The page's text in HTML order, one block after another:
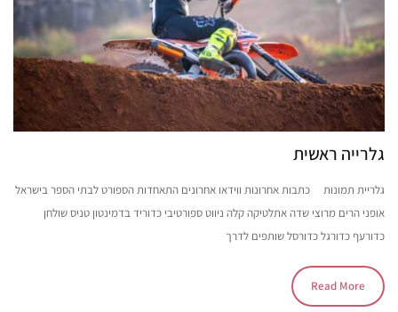
גלרייה ראשית
גלריית תמונות כתבות אחרונות ווידאו אחרונים התאחדות הספורט לבתי הספר בישראל
אופני הרים מרוצי שדה אתלטיקה קלה ניווט ספורטיבי כדוריד בדמינטון טניס שולחן
כדורעף כדורגל כדורסל שותפים לדרך
Read More